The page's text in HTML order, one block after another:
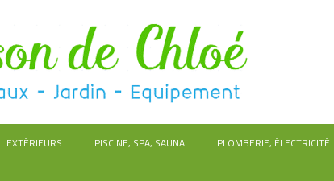
EXTÉRIEURS PISCINE, SPA, SAUNA PLOMBERIE, ÉLECTRICITÉ